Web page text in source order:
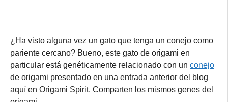
¿Ha visto alguna vez un gato que tenga un conejo como
pariente cercano? Bueno, este gato de origami en
particular está genéticamente relacionado con un conejo
de origami presentado en una entrada anterior del blog
aquí en Origami Spirit. Comparten los mismos genes del